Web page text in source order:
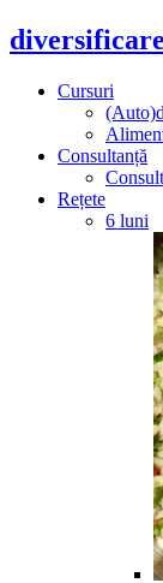
Cursuri
Consultanță
Rețete
6 luni